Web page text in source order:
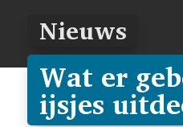
Nieuws
Wat er
ijsjes